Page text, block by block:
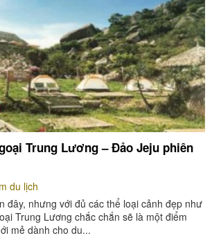
Trung Lương – Đảo Jeju phiên
du lịch
đây, nhưng với đủ các thể loại cảnh đẹp như
Trung Lương chắc chắn sẽ là một điểm
mẻ dành cho du...